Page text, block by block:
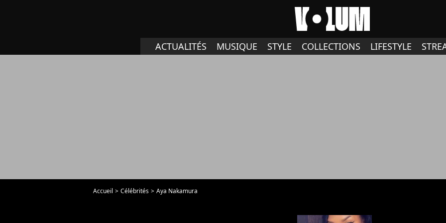
ACTUALITÉS MUSIQUE STYLE COLLECTIONS LIFESTYLE
Accueil Célébrités Aya Nakamura